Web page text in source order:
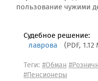
пользование чужими
Судебное решение:
лаврова (PDF,
Теги: #Обман
#Пенсионеры